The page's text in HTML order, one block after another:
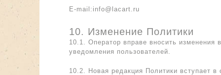
E-mail: info@lacart.ru
10. Изменение Политики
10.1. Оператор вправе вносить изменения
уведомления пользователей.
10.2. Новая редакция Политики вступает